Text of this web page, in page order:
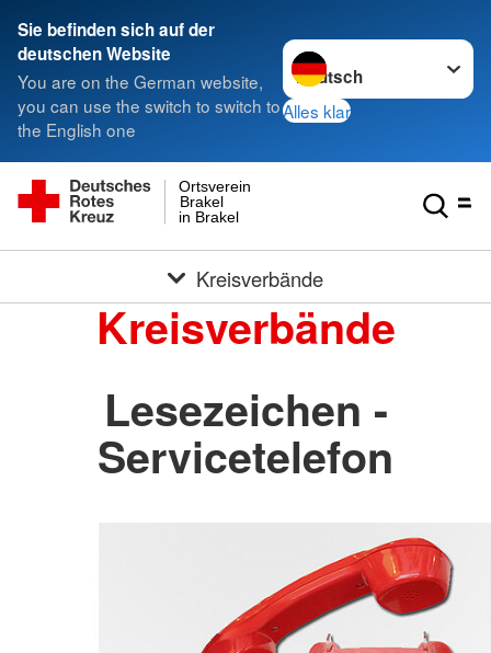
Sie befinden sich auf der
deutschen Website
You are on the German website,
you can use the switch to switch to
the English one
Sprache wechseln zu
Alles klar
in Brakel
Brakel
Ortsverein
Kreisverbände
Kreisverbände
Lesezeichen -
Servicetelefon